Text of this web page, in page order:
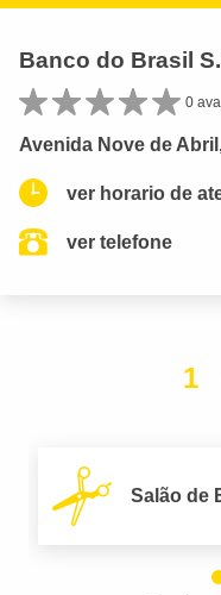
Banco do Brasil
0
Avenida Nove de
ver horario de
ver telefone
1
Salão de